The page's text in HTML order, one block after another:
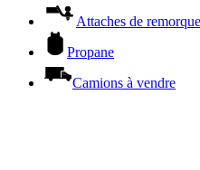
Attaches de remorque
Propane
Camions à vendre